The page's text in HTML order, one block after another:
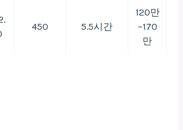
450 5.5시간
120만
~170
만